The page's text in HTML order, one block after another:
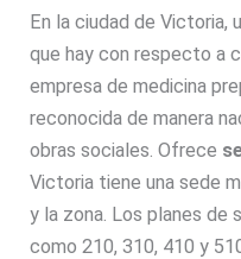
En la ciudad de Victoria,
que hay con respecto a
empresa de medicina
reconocida de manera
obras sociales. Ofrece
Victoria tiene una sede
y la zona. Los planes de
como 210, 310, 410 y